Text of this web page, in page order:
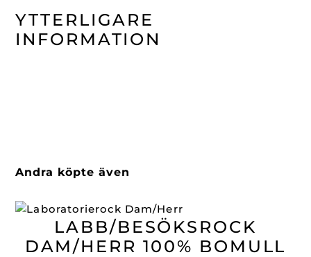
YTTERLIGARE
INFORMATION
Andra köpte även
LABB/BESÖKSROCK
DAM/HERR 100% BOMULL